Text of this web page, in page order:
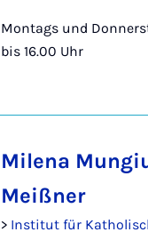
Montags und
bis 16.00 Uhr
Milena
Meißner
> Institut für